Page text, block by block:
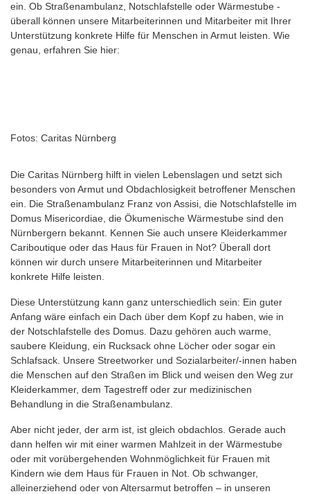
ein. Ob Straßenambulanz, Notschlafstelle oder Wärmestube -
überall können unsere Mitarbeiterinnen und Mitarbeiter mit Ihrer
Unterstützung konkrete Hilfe für Menschen in Armut leisten. Wie
genau, erfahren Sie hier:
Fotos: Caritas Nürnberg
Die Caritas Nürnberg hilft in vielen Lebenslagen und setzt sich
besonders von Armut und Obdachlosigkeit betroffener Menschen
ein. Die Straßenambulanz Franz von Assisi, die Notschlafstelle im
Domus Misericordiae, die Ökumenische Wärmestube sind den
Nürnbergern bekannt. Kennen Sie auch unsere Kleiderkammer
Cariboutique oder das Haus für Frauen in Not? Überall dort
können wir durch unsere Mitarbeiterinnen und Mitarbeiter
konkrete Hilfe leisten.
Diese Unterstützung kann ganz unterschiedlich sein: Ein guter
Anfang wäre einfach ein Dach über dem Kopf zu haben, wie in
der Notschlafstelle des Domus. Dazu gehören auch warme,
saubere Kleidung, ein Rucksack ohne Löcher oder sogar ein
Schlafsack. Unsere Streetworker und Sozialarbeiter/-innen haben
die Menschen auf den Straßen im Blick und weisen den Weg zur
Kleiderkammer, dem Tagestreff oder zur medizinischen
Behandlung in die Straßenambulanz.
Aber nicht jeder, der arm ist, ist gleich obdachlos. Gerade auch
dann helfen wir mit einer warmen Mahlzeit in der Wärmestube
oder mit vorübergehenden Wohnmöglichkeit für Frauen mit
Kindern wie dem Haus für Frauen in Not. Ob schwanger,
alleinerziehend oder von Altersarmut betroffen – in unseren